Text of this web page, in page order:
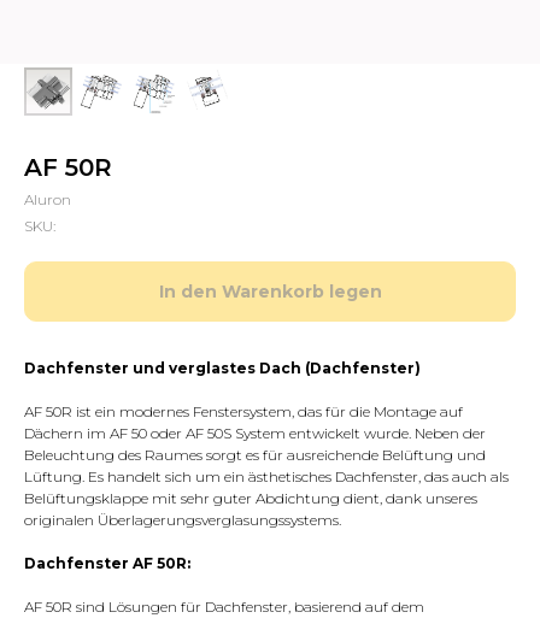
AF 50R
Aluron
SKU:
In den Warenkorb legen
Dachfenster und verglastes Dach (Dachfenster)
AF 50R ist ein modernes Fenstersystem, das für die Montage auf
Dächern im AF 50 oder AF 50S System entwickelt wurde. Neben der
Beleuchtung des Raumes sorgt es für ausreichende Belüftung und
Lüftung. Es handelt sich um ein ästhetisches Dachfenster, das auch als
Belüftungsklappe mit sehr guter Abdichtung dient, dank unseres
originalen Überlagerungsverglasungssystems.
Dachfenster AF 50R:
AF 50R sind Lösungen für Dachfenster, basierend auf dem